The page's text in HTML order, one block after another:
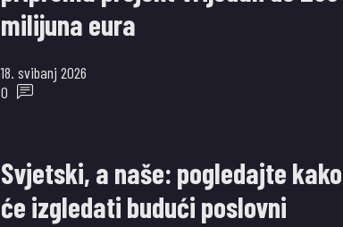
milijuna eura
18. svibanj 2026
0
Svjetski, a naše: pogledajte kako
će izgledati budući poslovni